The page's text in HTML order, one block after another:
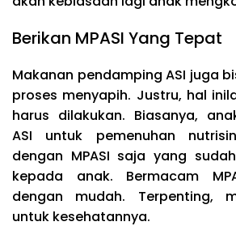
Berikan MPASI Yang Tepat
Makanan pendamping ASI juga
proses menyapih. Justru, hal
harus dilakukan. Biasanya,
ASI untuk pemenuhan
dengan MPASI saja yang
kepada anak. Bermacam
dengan mudah. Terpenting,
untuk kesehatannya.